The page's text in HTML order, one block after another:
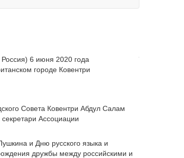
6 июня 2020 года
городе Ковентри
Совета Ковентри Абдул Салам
Ассоциации
и Дню русского языка и
дружбы между российскими и